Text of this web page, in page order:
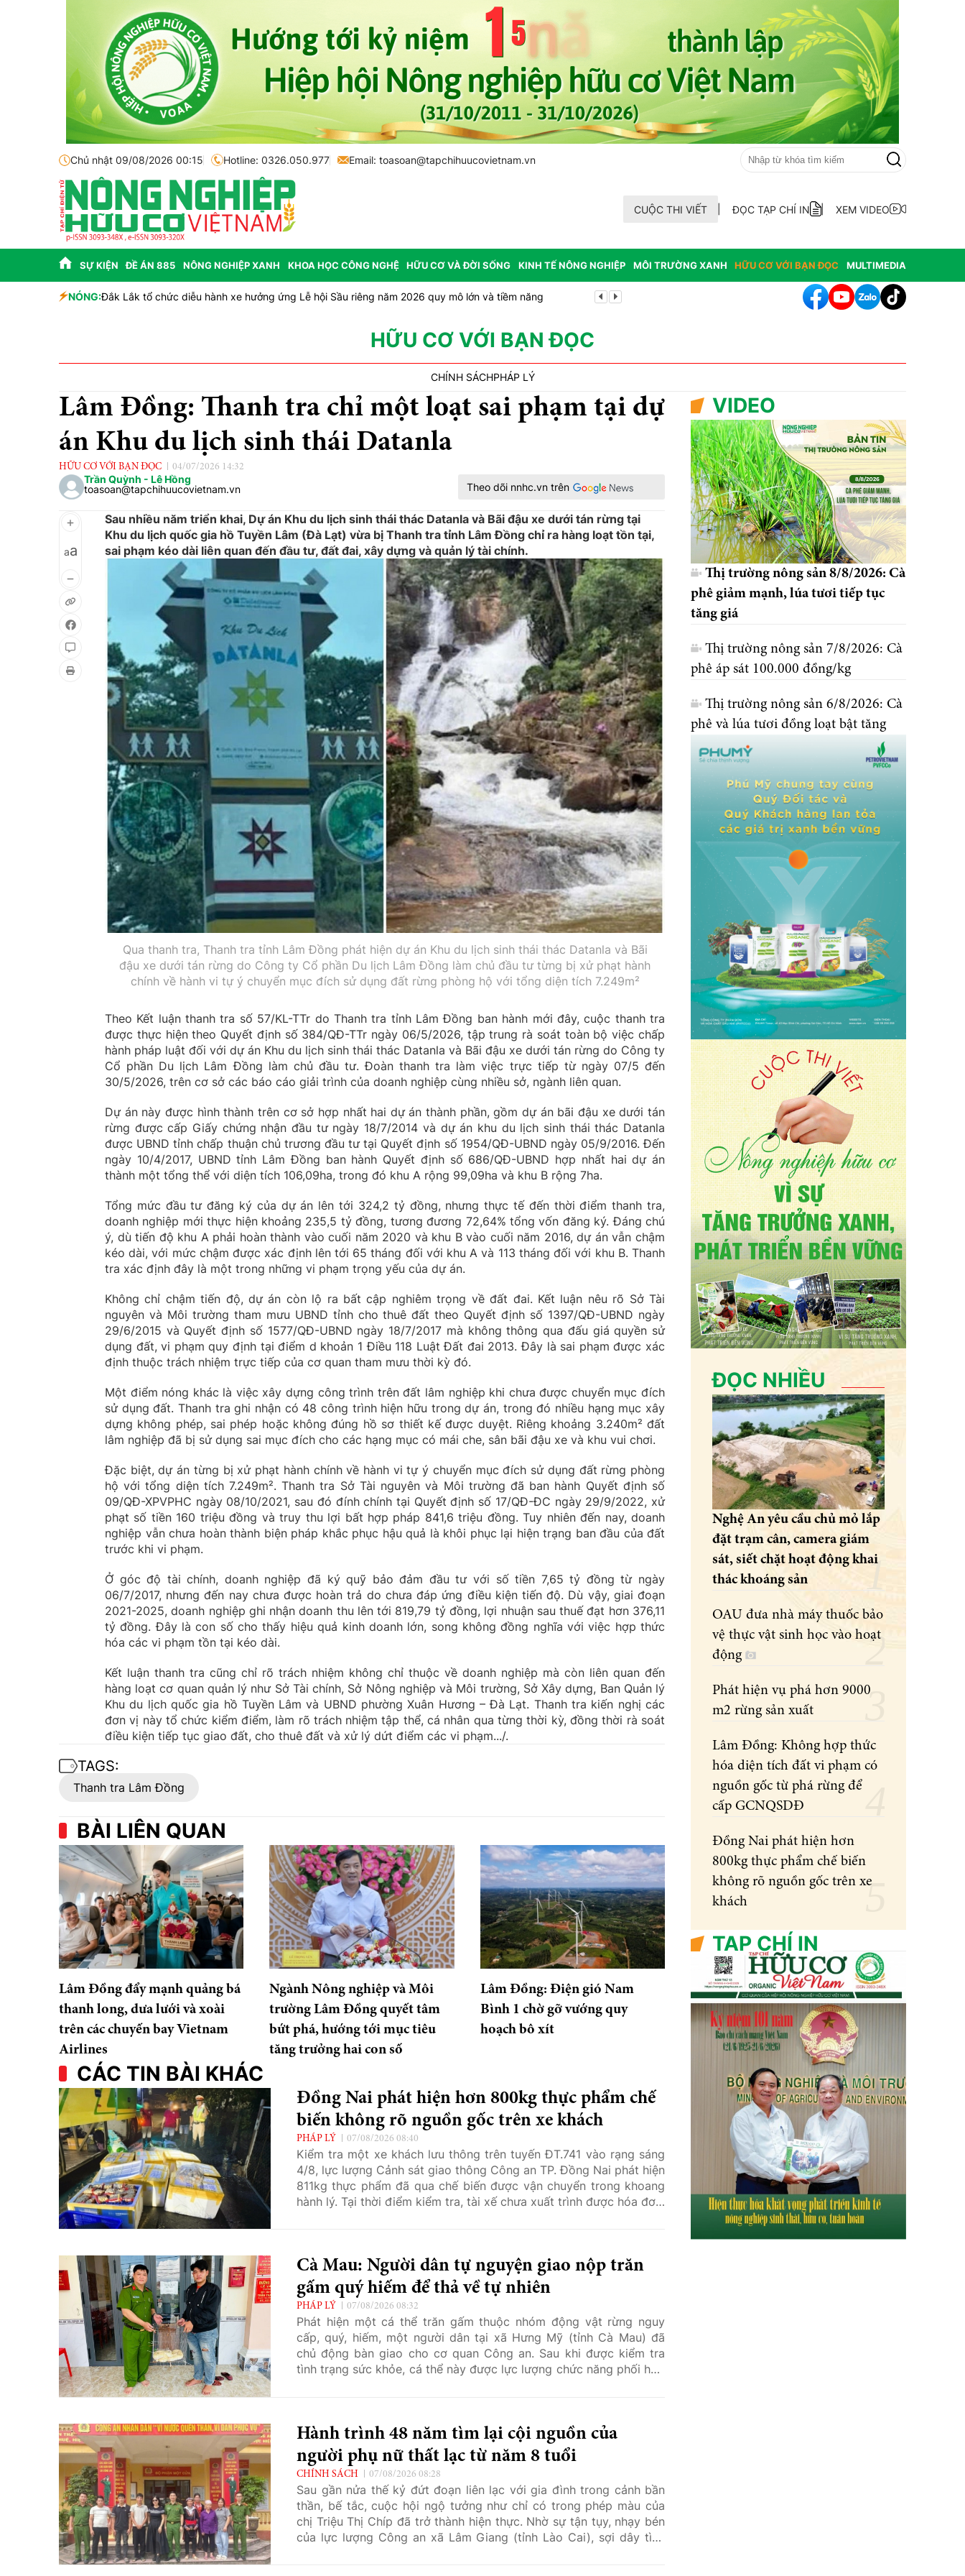
Chủ nhật 09/08/2026 00:15 Hotline: 0326.050.977 Email: toasoan@tapchihuucovietnam.vn
CUỘC THI VIẾT ĐỌC TẠP CHÍ IN XEM VIDEO
SỰ KIỆN ĐỀ ÁN 885 NÔNG NGHIỆP XANH KHOA HỌC CÔNG NGHỆ HỮU CƠ VÀ ĐỜI SỐNG KINH TẾ NÔNG NGHIỆP MÔI TRƯỜNG XANH HỮU CƠ VỚI BẠN ĐỌC MULTIMEDIA
NÓNG:Đắk Lắk tổ chức diễu hành xe hưởng ứng Lễ hội Sầu riêng năm 2026 quy mô lớn và tiềm năng Vĩnh Long phát hiện 9 mẫu xăng dầu kém chất lượng
HỮU CƠ VỚI BẠN ĐỌC
CHÍNH SÁCHPHÁP LÝ
Lâm Đồng: Thanh tra chỉ một loạt sai phạm tại dự
án Khu du lịch sinh thái Datanla
HỮU CƠ VỚI BẠN ĐỌC 04/07/2026 14:32
Trần Quỳnh - Lê Hồng
toasoan@tapchihuucovietnam.vn
Theo dõi nnhc.vn trên
aa
Sau nhiều năm triển khai, Dự án Khu du lịch sinh thái thác Datanla và Bãi đậu xe dưới tán rừng tại
Khu du lịch quốc gia hồ Tuyền Lâm (Đà Lạt) vừa bị Thanh tra tỉnh Lâm Đồng chỉ ra hàng loạt tồn tại,
sai phạm kéo dài liên quan đến đầu tư, đất đai, xây dựng và quản lý tài chính.
Qua thanh tra, Thanh tra tỉnh Lâm Đồng phát hiện dự án Khu du lịch sinh thái thác Datanla và Bãi
đậu xe dưới tán rừng do Công ty Cổ phần Du lịch Lâm Đồng làm chủ đầu tư từng bị xử phạt hành
chính về hành vi tự ý chuyển mục đích sử dụng đất rừng phòng hộ với tổng diện tích 7.249m²
Theo Kết luận thanh tra số 57/KL-TTr do Thanh tra tỉnh Lâm Đồng ban hành mới đây, cuộc thanh tra
được thực hiện theo Quyết định số 384/QĐ-TTr ngày 06/5/2026, tập trung rà soát toàn bộ việc chấp
hành pháp luật đối với dự án Khu du lịch sinh thái thác Datanla và Bãi đậu xe dưới tán rừng do Công ty
Cổ phần Du lịch Lâm Đồng làm chủ đầu tư. Đoàn thanh tra làm việc trực tiếp từ ngày 07/5 đến
30/5/2026, trên cơ sở các báo cáo giải trình của doanh nghiệp cùng nhiều sở, ngành liên quan.
Dự án này được hình thành trên cơ sở hợp nhất hai dự án thành phần, gồm dự án bãi đậu xe dưới tán
rừng được cấp Giấy chứng nhận đầu tư ngày 18/7/2014 và dự án khu du lịch sinh thái thác Datanla
được UBND tỉnh chấp thuận chủ trương đầu tư tại Quyết định số 1954/QĐ-UBND ngày 05/9/2016. Đến
ngày 10/4/2017, UBND tỉnh Lâm Đồng ban hành Quyết định số 686/QĐ-UBND hợp nhất hai dự án
thành một tổng thể với diện tích 106,09ha, trong đó khu A rộng 99,09ha và khu B rộng 7ha.
Tổng mức đầu tư đăng ký của dự án lên tới 324,2 tỷ đồng, nhưng thực tế đến thời điểm thanh tra,
doanh nghiệp mới thực hiện khoảng 235,5 tỷ đồng, tương đương 72,64% tổng vốn đăng ký. Đáng chú
ý, dù tiến độ khu A phải hoàn thành vào cuối năm 2020 và khu B vào cuối năm 2016, dự án vẫn chậm
kéo dài, với mức chậm được xác định lên tới 65 tháng đối với khu A và 113 tháng đối với khu B. Thanh
tra xác định đây là một trong những vi phạm trọng yếu của dự án.
Không chỉ chậm tiến độ, dự án còn lộ ra bất cập nghiêm trọng về đất đai. Kết luận nêu rõ Sở Tài
nguyên và Môi trường tham mưu UBND tỉnh cho thuê đất theo Quyết định số 1397/QĐ-UBND ngày
29/6/2015 và Quyết định số 1577/QĐ-UBND ngày 18/7/2017 mà không thông qua đấu giá quyền sử
dụng đất, vi phạm quy định tại điểm d khoản 1 Điều 118 Luật Đất đai 2013. Đây là sai phạm được xác
định thuộc trách nhiệm trực tiếp của cơ quan tham mưu thời kỳ đó.
Một điểm nóng khác là việc xây dựng công trình trên đất lâm nghiệp khi chưa được chuyển mục đích
sử dụng đất. Thanh tra ghi nhận có 48 công trình hiện hữu trong dự án, trong đó nhiều hạng mục xây
dựng không phép, sai phép hoặc không đúng hồ sơ thiết kế được duyệt. Riêng khoảng 3.240m² đất
lâm nghiệp đã bị sử dụng sai mục đích cho các hạng mục có mái che, sân bãi đậu xe và khu vui chơi.
Đặc biệt, dự án từng bị xử phạt hành chính về hành vi tự ý chuyển mục đích sử dụng đất rừng phòng
hộ với tổng diện tích 7.249m². Thanh tra Sở Tài nguyên và Môi trường đã ban hành Quyết định số
09/QĐ-XPVPHC ngày 08/10/2021, sau đó đính chính tại Quyết định số 17/QĐ-ĐC ngày 29/9/2022, xử
phạt số tiền 160 triệu đồng và truy thu lợi bất hợp pháp 841,6 triệu đồng. Tuy nhiên đến nay, doanh
nghiệp vẫn chưa hoàn thành biện pháp khắc phục hậu quả là khôi phục lại hiện trạng ban đầu của đất
trước khi vi phạm.
Ở góc độ tài chính, doanh nghiệp đã ký quỹ bảo đảm đầu tư với số tiền 7,65 tỷ đồng từ ngày
06/7/2017, nhưng đến nay chưa được hoàn trả do chưa đáp ứng điều kiện tiến độ. Dù vậy, giai đoạn
2021-2025, doanh nghiệp ghi nhận doanh thu lên tới 819,79 tỷ đồng, lợi nhuận sau thuế đạt hơn 376,11
tỷ đồng. Đây là con số cho thấy hiệu quả kinh doanh lớn, song không đồng nghĩa với việc hợp thức
hóa các vi phạm tồn tại kéo dài.
Kết luận thanh tra cũng chỉ rõ trách nhiệm không chỉ thuộc về doanh nghiệp mà còn liên quan đến
hàng loạt cơ quan quản lý như Sở Tài chính, Sở Nông nghiệp và Môi trường, Sở Xây dựng, Ban Quản lý
Khu du lịch quốc gia hồ Tuyền Lâm và UBND phường Xuân Hương – Đà Lạt. Thanh tra kiến nghị các
đơn vị này tổ chức kiểm điểm, làm rõ trách nhiệm tập thể, cá nhân qua từng thời kỳ, đồng thời rà soát
điều kiện tiếp tục giao đất, cho thuê đất và xử lý dứt điểm các vi phạm.../.
TAGS:
Thanh tra Lâm Đồng
BÀI LIÊN QUAN
Lâm Đồng đẩy mạnh quảng bá
thanh long, dưa lưới và xoài
trên các chuyến bay Vietnam
Airlines
Ngành Nông nghiệp và Môi
trường Lâm Đồng quyết tâm
bứt phá, hướng tới mục tiêu
tăng trưởng hai con số
Lâm Đồng: Điện gió Nam
Bình 1 chờ gỡ vướng quy
hoạch bô xít
CÁC TIN BÀI KHÁC
Đồng Nai phát hiện hơn 800kg thực phẩm chế
biến không rõ nguồn gốc trên xe khách
PHÁP LÝ 07/08/2026 08:40
Kiểm tra một xe khách lưu thông trên tuyến ĐT.741 vào rạng sáng
4/8, lực lượng Cảnh sát giao thông Công an TP. Đồng Nai phát hiện
811kg thực phẩm đã qua chế biến được vận chuyển trong khoang
hành lý. Tại thời điểm kiểm tra, tài xế chưa xuất trình được hóa đơn,
Cà Mau: Người dân tự nguyện giao nộp trăn
gấm quý hiếm để thả về tự nhiên
PHÁP LÝ 07/08/2026 08:32
Phát hiện một cá thể trăn gấm thuộc nhóm động vật rừng nguy
cấp, quý, hiếm, một người dân tại xã Hưng Mỹ (tỉnh Cà Mau) đã
chủ động bàn giao cho cơ quan Công an. Sau khi được kiểm tra
tình trạng sức khỏe, cá thể này được lực lượng chức năng phối hợp
Hành trình 48 năm tìm lại cội nguồn của
người phụ nữ thất lạc từ năm 8 tuổi
CHÍNH SÁCH 07/08/2026 08:28
Sau gần nửa thế kỷ đứt đoạn liên lạc với gia đình trong cảnh bần
thần, bế tắc, cuộc hội ngộ tưởng như chỉ có trong phép màu của
chị Triệu Thị Chíp đã trở thành hiện thực. Nhờ sự tận tụy, nhạy bén
của lực lượng Công an xã Lâm Giang (tỉnh Lào Cai), sợi dây tình
VIDEO
Thị trường nông sản 8/8/2026: Cà
phê giảm mạnh, lúa tươi tiếp tục
tăng giá
Thị trường nông sản 7/8/2026: Cà
phê áp sát 100.000 đồng/kg
Thị trường nông sản 6/8/2026: Cà
phê và lúa tươi đồng loạt bật tăng
ĐỌC NHIỀU
Nghệ An yêu cầu chủ mỏ lắp
đặt trạm cân, camera giám
sát, siết chặt hoạt động khai
thác khoáng sản
OAU đưa nhà máy thuốc bảo
vệ thực vật sinh học vào hoạt
động
Phát hiện vụ phá hơn 9000
m2 rừng sản xuất
Lâm Đồng: Không hợp thức
hóa diện tích đất vi phạm có
nguồn gốc từ phá rừng để
cấp GCNQSDĐ
Đồng Nai phát hiện hơn
800kg thực phẩm chế biến
không rõ nguồn gốc trên xe
khách
TẠP CHÍ IN